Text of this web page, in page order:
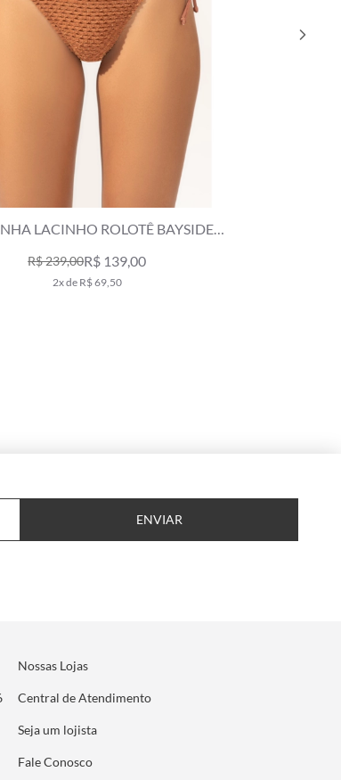
LACINHO ROLOTÊ BAYSIDE
R$ 239,00R$ 139,00
2x de R$ 69,50
ENVIAR
Nossas Lojas
Central de Atendimento
Seja um lojista
Fale Conosco